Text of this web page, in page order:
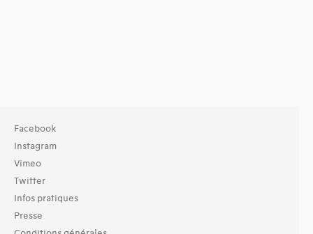
Facebook
Instagram
Vimeo
Twitter
Infos pratiques
Presse